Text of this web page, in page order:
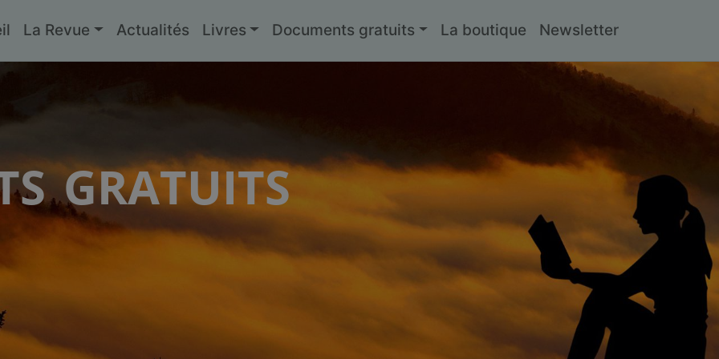
La Revue Actualités Livres Documents gratuits La boutique Newsletter
gratuits